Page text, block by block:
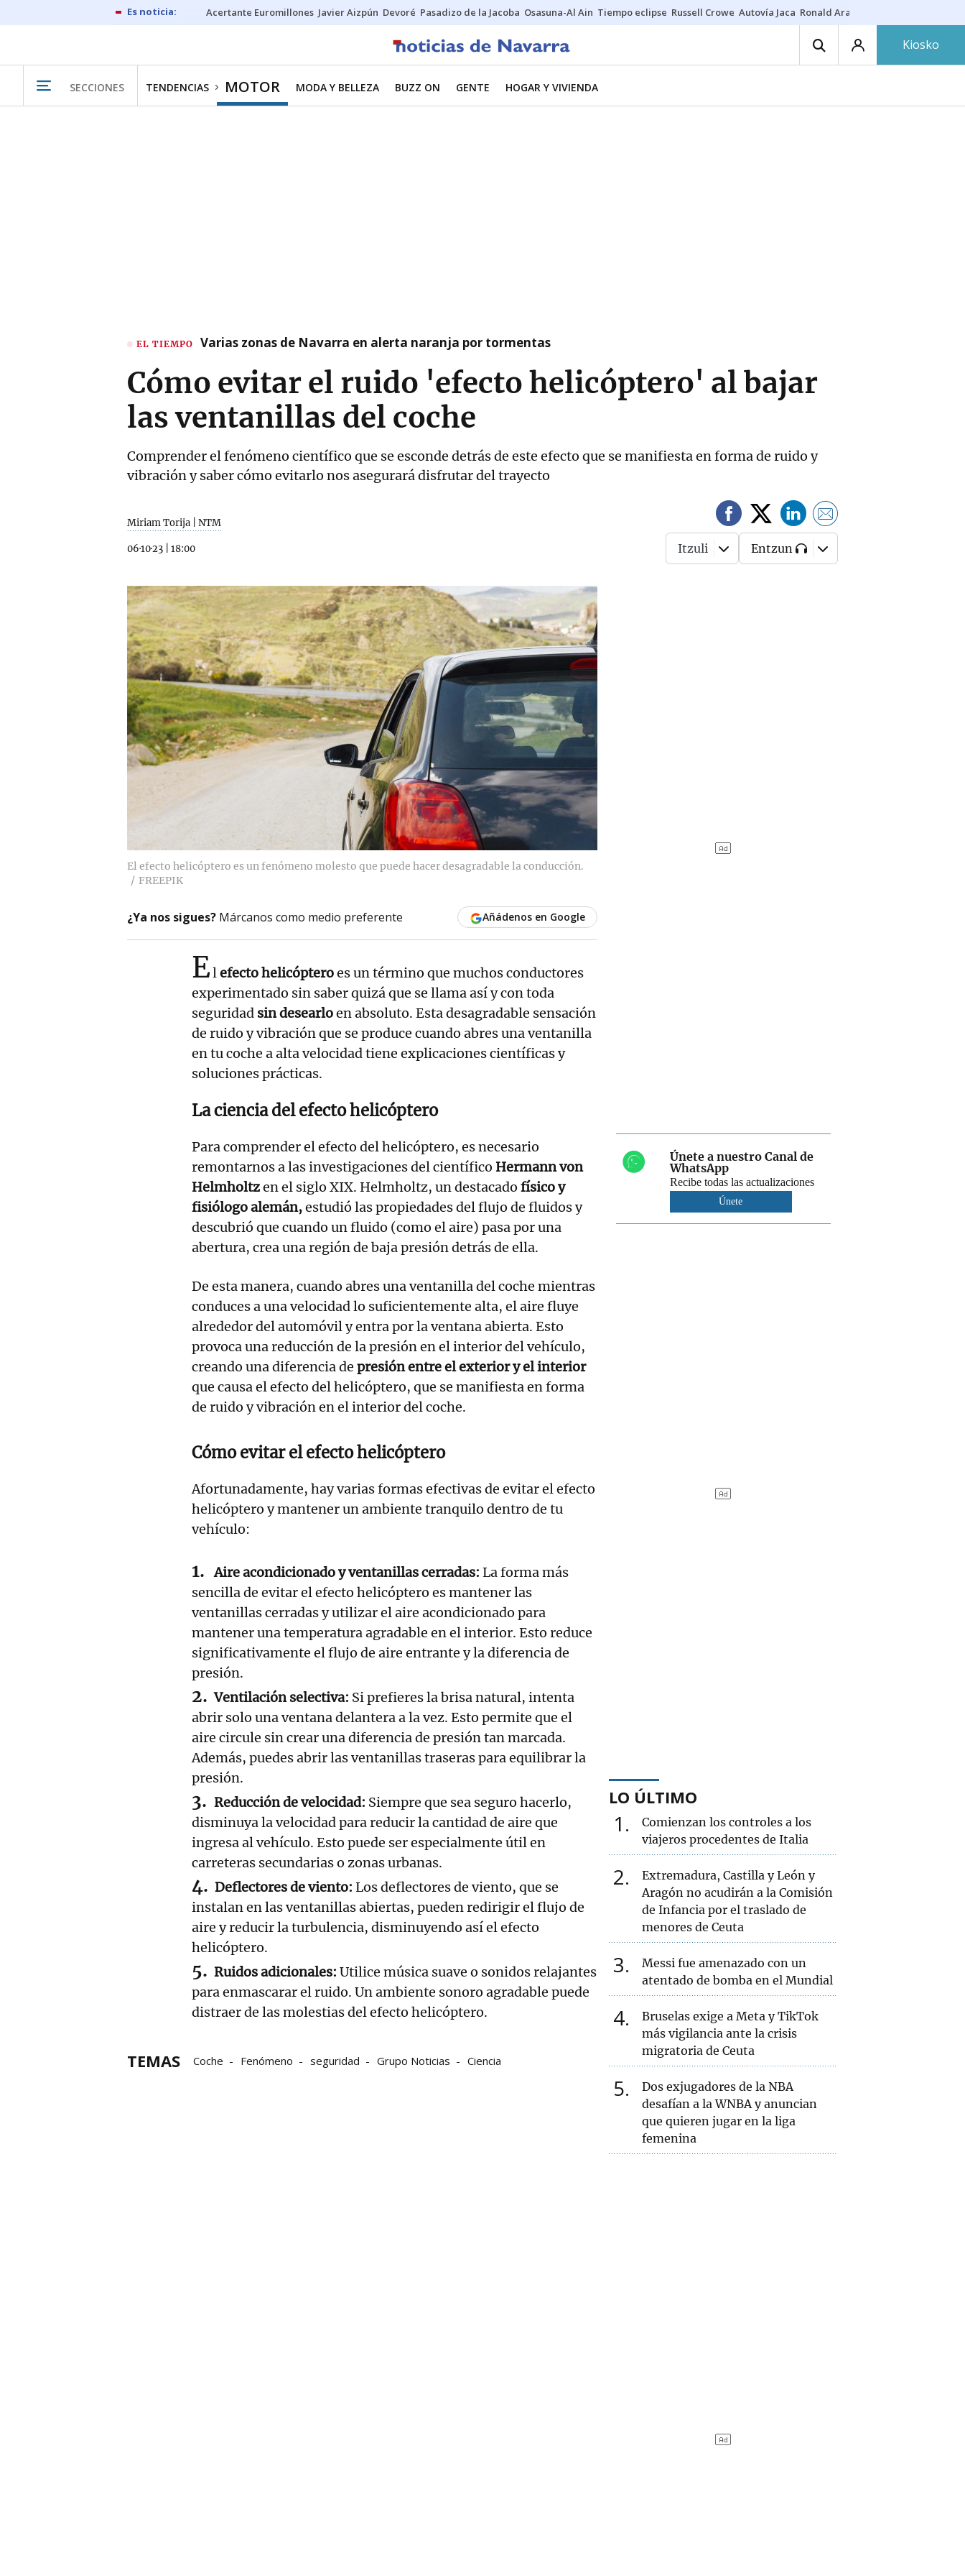
Acertante Euromillones Javier Aizpún Devoré Pasadizo de la Jacoba Osasuna-Al Ain Tiempo eclipse Russell Crowe Autovía Jaca Ronald Araújo
Kiosko
SECCIONES TENDENCIAS MOTOR MODA Y BELLEZA BUZZ ON GENTE HOGAR Y VIVIENDA
EL TIEMPO Varias zonas de Navarra en alerta naranja por tormentas
Cómo evitar el ruido 'efecto helicóptero' al bajar
las ventanillas del coche
Comprender el fenómeno científico que se esconde detrás de este efecto que se manifiesta en forma de ruido y
vibración y saber cómo evitarlo nos asegurará disfrutar del trayecto
Miriam Torija | NTM
06·10·23 18:00 Itzuli Entzun
El efecto helicóptero es un fenómeno molesto que puede hacer desagradable la conducción.
FREEPIK
¿Ya nos sigues? Márcanos como medio preferente Añádenos en Google
Elefecto helicópteroes un término que muchos conductores
experimentado sin saber quizá que se llama así y con toda
seguridad sin desearloen absoluto. Esta desagradable sensación
de ruido y vibración que se produce cuando abres una ventanilla
en tu coche a alta velocidad tiene explicaciones científicas y
soluciones prácticas.
La ciencia del efecto helicóptero
Para comprender el efecto del helicóptero, es necesario
remontarnos a las investigaciones del científico Hermann von
Helmholtzen el siglo XIX. Helmholtz, un destacado físico y
fisiólogo alemán,estudió las propiedades del flujo de fluidos y
descubrió que cuando un fluido (como el aire) pasa por una
abertura, crea una región de baja presión detrás de ella.
De esta manera, cuando abres una ventanilla del coche mientras
conduces a una velocidad lo suficientemente alta, el aire fluye
alrededor del automóvil y entra por la ventana abierta. Esto
provoca una reducción de la presión en el interior del vehículo,
creando una diferencia de presión entre el exterior y el interior
que causa el efecto del helicóptero, que se manifiesta en forma
de ruido y vibración en el interior del coche.
Cómo evitar el efecto helicóptero
Afortunadamente, hay varias formas efectivas de evitar el efecto
helicóptero y mantener un ambiente tranquilo dentro de tu
vehículo:
Aire acondicionado y ventanillas cerradas: La forma más
sencilla de evitar el efecto helicóptero es mantener las
ventanillas cerradas y utilizar el aire acondicionado para
mantener una temperatura agradable en el interior. Esto reduce
significativamente el flujo de aire entrante y la diferencia de
presión.
Ventilación selectiva: Si prefieres la brisa natural, intenta
abrir solo una ventana delantera a la vez. Esto permite que el
aire circule sin crear una diferencia de presión tan marcada.
Además, puedes abrir las ventanillas traseras para equilibrar la
presión.
Reducción de velocidad: Siempre que sea seguro hacerlo,
disminuya la velocidad para reducir la cantidad de aire que
ingresa al vehículo. Esto puede ser especialmente útil en
carreteras secundarias o zonas urbanas.
Deflectores de viento: Los deflectores de viento, que se
instalan en las ventanillas abiertas, pueden redirigir el flujo de
aire y reducir la turbulencia, disminuyendo así el efecto
helicóptero.
Ruidos adicionales: Utilice música suave o sonidos relajantes
para enmascarar el ruido. Un ambiente sonoro agradable puede
distraer de las molestias del efecto helicóptero.
TEMAS Coche Fenómeno seguridad Grupo Noticias Ciencia
Únete a nuestro Canal de
WhatsApp
Recibe todas las actualizaciones
Únete
LO ÚLTIMO
1
Comienzan los controles a los
viajeros procedentes de Italia
2
Extremadura, Castilla y León y
Aragón no acudirán a la Comisión
de Infancia por el traslado de
menores de Ceuta
3
Messi fue amenazado con un
atentado de bomba en el Mundial
4
Bruselas exige a Meta y TikTok
más vigilancia ante la crisis
migratoria de Ceuta
5
Dos exjugadores de la NBA
desafían a la WNBA y anuncian
que quieren jugar en la liga
femenina